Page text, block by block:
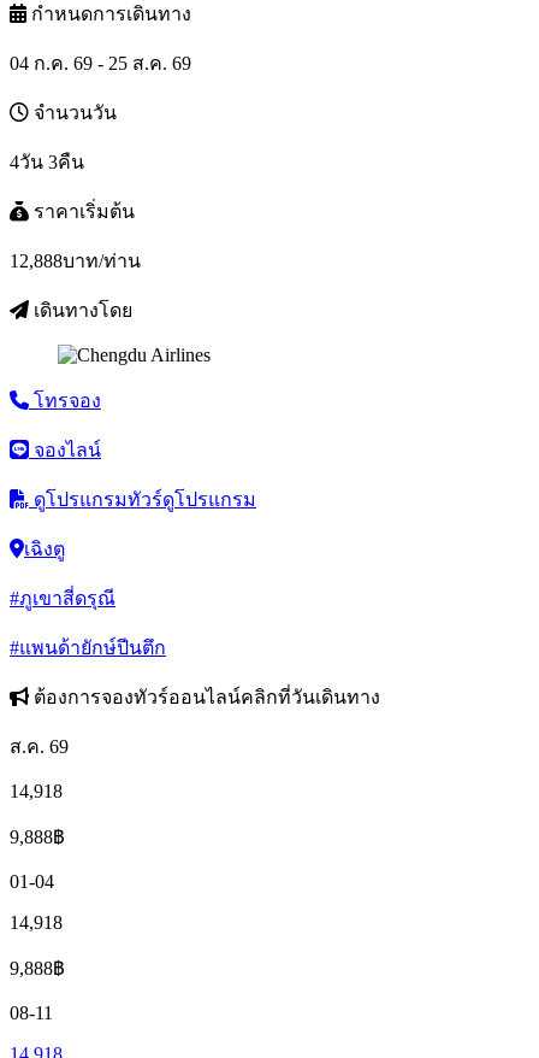
กำหนดการเดินทาง
04 ก.ค. 69 - 25 ส.ค. 69
จำนวนวัน
4วัน 3คืน
ราคาเริ่มต้น
12,888บาท/ท่าน
เดินทางโดย
โทรจอง
จองไลน์
ดูโปรแกรมทัวร์ดูโปรแกรม
เฉิงตู
#ภูเขาสี่ดรุณี
#แพนด้ายักษ์ปีนตึก
ต้องการจองทัวร์ออนไลน์คลิกที่วันเดินทาง
ส.ค. 69
14,918
9,888฿
01-04
14,918
9,888฿
08-11
14,918